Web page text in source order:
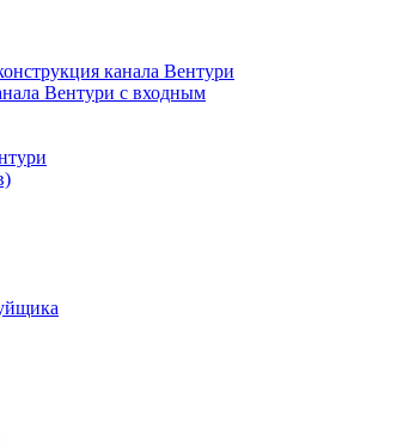
канала Вентури
Вентури c входным